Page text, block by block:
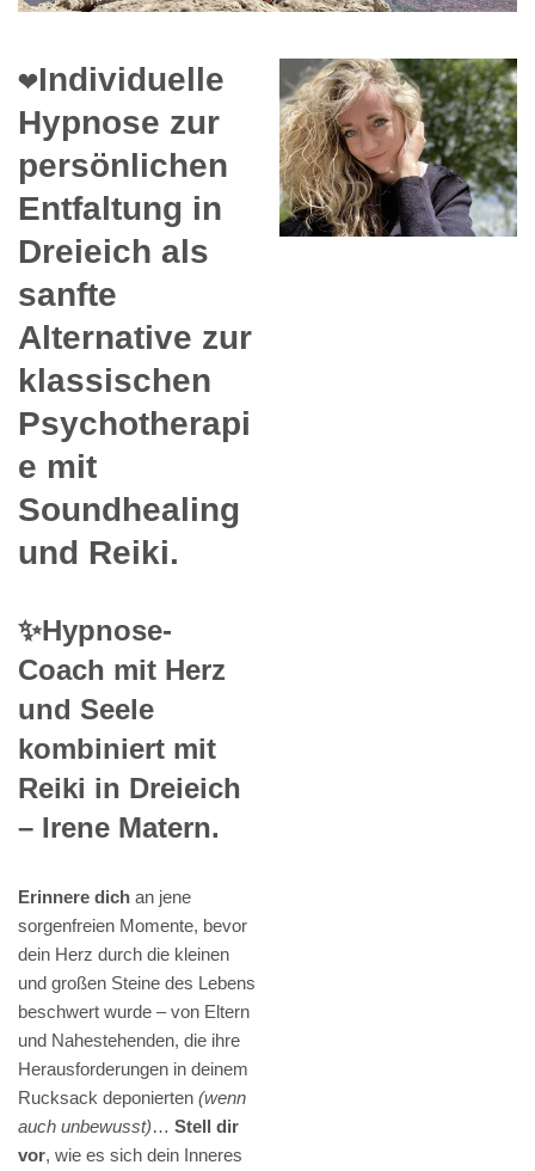
❤️Individuelle
Hypnose zur
persönlichen
Entfaltung in
Dreieich als
sanfte
Alternative zur
klassischen
Psychotherapi
e mit
Soundhealing
und Reiki.
✨Hypnose-
Coach mit Herz
und Seele
kombiniert mit
Reiki in Dreieich
– Irene Matern.
Erinnere dich an jene
sorgenfreien Momente, bevor
dein Herz durch die kleinen
und großen Steine des Lebens
beschwert wurde – von Eltern
und Nahestehenden, die ihre
Herausforderungen in deinem
Rucksack deponierten (wenn
auch unbewusst)… Stell dir
vor, wie es sich dein Inneres